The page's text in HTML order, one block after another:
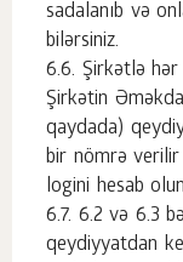
sadalanıb və
bilərsiniz.
Şirkətlə hər
Şirkətin
qaydada)
bir nömrə verilir
logini hesab
6.2 və 6.3
qeydiyyatdan